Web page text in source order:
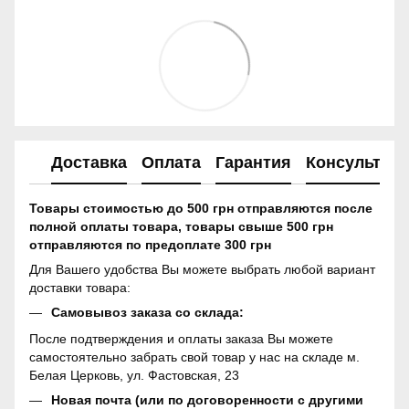
Доставка Оплата Гарантия
Товары стоимостью до 500 грн отправляются после
полной оплаты товара, товары свыше 500 грн
отправляются по предоплате 300 грн
Для Вашего удобства Вы можете выбрать любой вариант
доставки товара:
Самовывоз заказа со склада:
После подтверждения и оплаты заказа Вы можете
самостоятельно забрать свой товар у нас на складе м.
Белая Церковь, ул. Фастовская, 23
Новая почта (или по договоренности с другими